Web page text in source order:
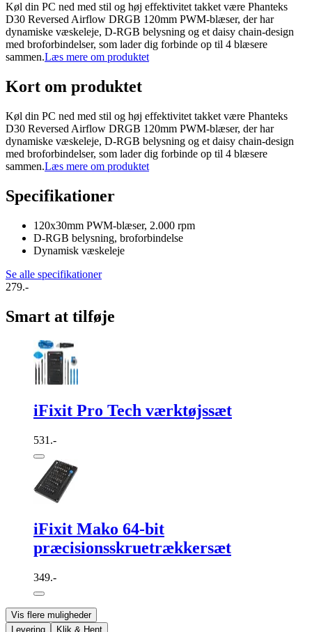
Køl din PC ned med stil og høj effektivitet takket være Phanteks
D30 Reversed Airflow DRGB 120mm PWM-blæser, der har
dynamiske væskeleje, D-RGB belysning og et daisy chain-design
med broforbindelser, som lader dig forbinde op til 4 blæsere
sammen.Læs mere om produktet
Kort om produktet
Køl din PC ned med stil og høj effektivitet takket være Phanteks
D30 Reversed Airflow DRGB 120mm PWM-blæser, der har
dynamiske væskeleje, D-RGB belysning og et daisy chain-design
med broforbindelser, som lader dig forbinde op til 4 blæsere
sammen.Læs mere om produktet
Specifikationer
120x30mm PWM-blæser, 2.000 rpm
D-RGB belysning, broforbindelse
Dynamisk væskeleje
Se alle specifikationer
279.-
Smart at tilføje
iFixit Pro Tech værktøjssæt
531.-
iFixit Mako 64-bit
præcisionsskruetrækkersæt
349.-
Vis flere muligheder
Levering
Klik & Hent